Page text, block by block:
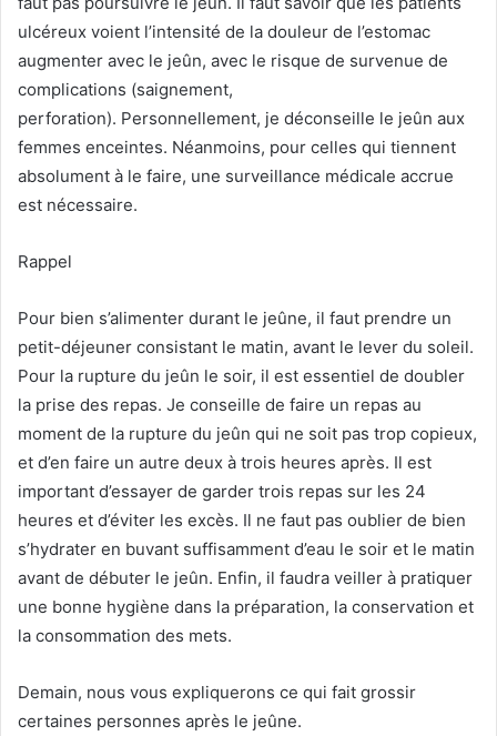
ulcéreux voient l’intensité de la douleur de l’estomac
augmenter avec le jeûn, avec le risque de survenue de
complications (saignement,
perforation). Personnellement, je déconseille le jeûn aux
femmes enceintes. Néanmoins, pour celles qui tiennent
absolument à le faire, une surveillance médicale accrue
est nécessaire.
Rappel
Pour bien s’alimenter durant le jeûne, il faut prendre un
petit-déjeuner consistant le matin, avant le lever du soleil.
Pour la rupture du jeûn le soir, il est essentiel de doubler
la prise des repas. Je conseille de faire un repas au
moment de la rupture du jeûn qui ne soit pas trop copieux,
et d’en faire un autre deux à trois heures après. Il est
important d’essayer de garder trois repas sur les 24
heures et d’éviter les excès. Il ne faut pas oublier de bien
s’hydrater en buvant suffisamment d’eau le soir et le matin
avant de débuter le jeûn. Enfin, il faudra veiller à pratiquer
une bonne hygiène dans la préparation, la conservation et
la consommation des mets.
Demain, nous vous expliquerons ce qui fait grossir
certaines personnes après le jeûne.